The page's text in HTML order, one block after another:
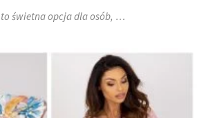
świetna opcja dla osób, …